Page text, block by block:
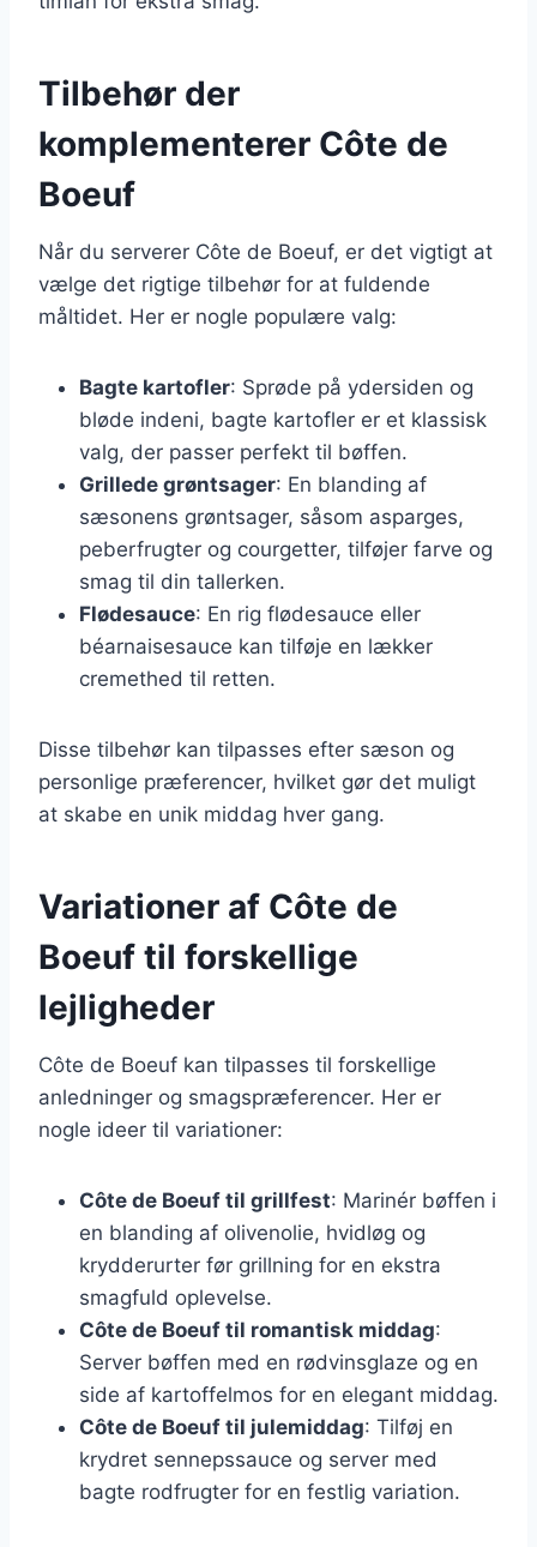
Tilbehør der
komplementerer Côte de
Boeuf
Når du serverer Côte de Boeuf, er det vigtigt at
vælge det rigtige tilbehør for at fuldende
måltidet. Her er nogle populære valg:
Bagte kartofler: Sprøde på ydersiden og
bløde indeni, bagte kartofler er et klassisk
valg, der passer perfekt til bøffen.
Grillede grøntsager: En blanding af
sæsonens grøntsager, såsom asparges,
peberfrugter og courgetter, tilføjer farve og
smag til din tallerken.
Flødesauce: En rig flødesauce eller
béarnaisesauce kan tilføje en lækker
cremethed til retten.
Disse tilbehør kan tilpasses efter sæson og
personlige præferencer, hvilket gør det muligt
at skabe en unik middag hver gang.
Variationer af Côte de
Boeuf til forskellige
lejligheder
Côte de Boeuf kan tilpasses til forskellige
anledninger og smagspræferencer. Her er
nogle ideer til variationer:
Côte de Boeuf til grillfest: Marinér bøffen i
en blanding af olivenolie, hvidløg og
krydderurter før grillning for en ekstra
smagfuld oplevelse.
Côte de Boeuf til romantisk middag:
Server bøffen med en rødvinsglaze og en
side af kartoffelmos for en elegant middag.
Côte de Boeuf til julemiddag: Tilføj en
krydret sennepssauce og server med
bagte rodfrugter for en festlig variation.